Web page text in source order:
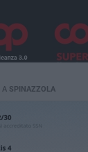
A SPINAZZOLA